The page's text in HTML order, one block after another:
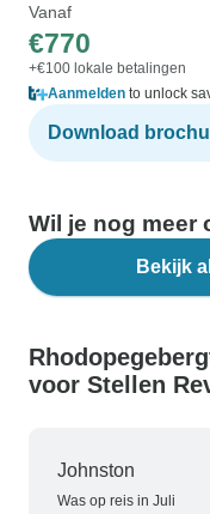
Vanaf
€770
+€100 lokale betalingen
Aanmelden to unlock
Download
Wil je nog meer
Bekijk
voor Stellen
Johnston
Was op reis in Juli